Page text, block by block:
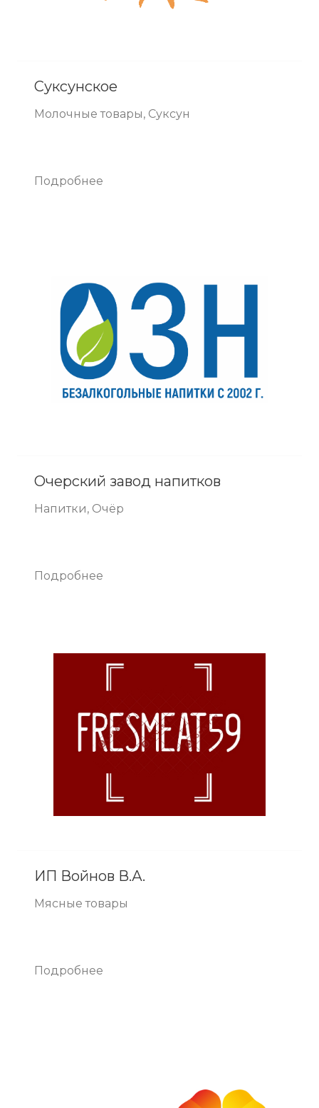
Суксунское
Молочные товары, Суксун
Подробнее
Очерский завод напитков
Напитки, Очёр
Подробнее
ИП Войнов В.А.
Мясные товары
Подробнее